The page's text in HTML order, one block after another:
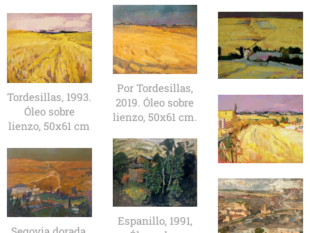
Por Tordesillas,
2019. Óleo sobre
lienzo, 50x61 cm.
Tordesillas, 1993.
Óleo sobre
lienzo, 50x61 cm
Espanillo, 1991,